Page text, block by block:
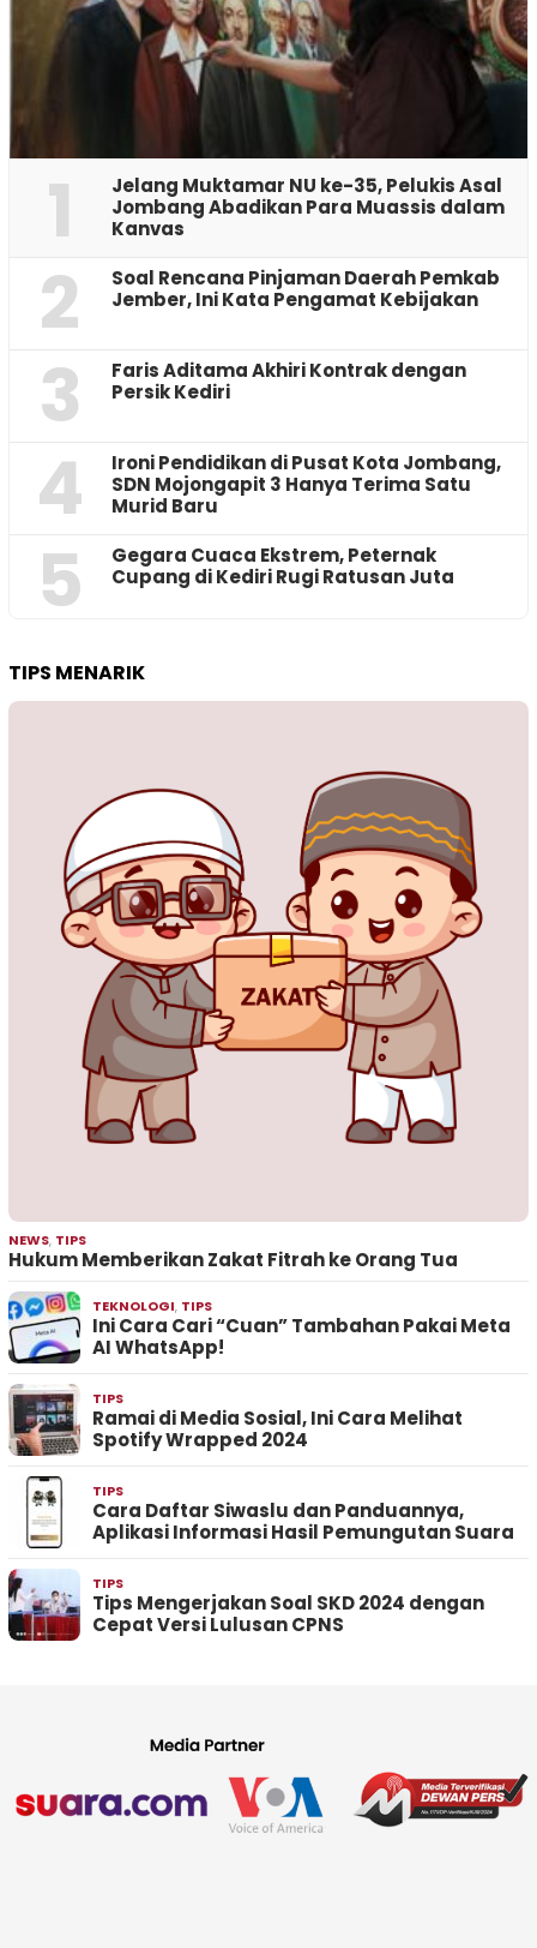
1
Jelang Muktamar NU ke-35, Pelukis Asal
Jombang Abadikan Para Muassis dalam
Kanvas
2
‎Soal Rencana Pinjaman Daerah Pemkab
Jember, Ini Kata Pengamat Kebijakan ‎
3
Faris Aditama Akhiri Kontrak dengan
Persik Kediri
4
Ironi Pendidikan di Pusat Kota Jombang,
SDN Mojongapit 3 Hanya Terima Satu
Murid Baru
5
‎Gegara Cuaca Ekstrem, Peternak
Cupang di Kediri Rugi Ratusan Juta
TIPS MENARIK
NEWS, TIPS
Hukum Memberikan Zakat Fitrah ke Orang Tua
TEKNOLOGI, TIPS
Ini Cara Cari “Cuan” Tambahan Pakai Meta
AI WhatsApp!
TIPS
Ramai di Media Sosial, Ini Cara Melihat
Spotify Wrapped 2024
TIPS
Cara Daftar Siwaslu dan Panduannya,
Aplikasi Informasi Hasil Pemungutan Suara
TIPS
Tips Mengerjakan Soal SKD 2024 dengan
Cepat Versi Lulusan CPNS